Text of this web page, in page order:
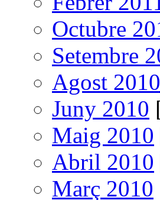
Octubre
Setembre
Agost 2010
Juny 2010
Maig 2010
Abril 2010
Març 2010